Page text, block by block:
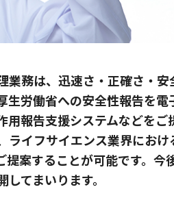
務は、迅速さ・正確さ・
生労働省への安全性報告を
用報告支援システムなどを
ライフサイエンス業界にお
提案することが可能です。
てまいります。